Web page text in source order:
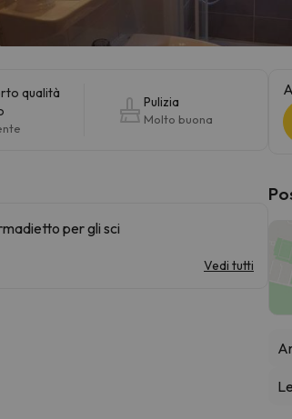
qualità
Pulizia
Molto buona
per gli sci
Vedi tutti